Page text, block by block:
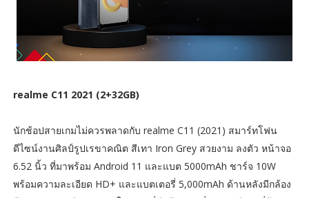
realme C11 2021 (2+32GB)
นักช้อปสายเกมไม่ควรพลาดกับ realme C11 (2021) สมาร์ทโฟน
ดีไซน์งานศิลป์รูปเรขาคณิต สีเทา Iron Grey สวยงาม ลงตัว หน้าจอ
6.52 นิ้ว ที่มาพร้อม Android 11 และแบต 5000mAh ชาร์จ 10W
พร้อมความละเอียด HD+ และแบตเตอรี่ 5,000mAh ด้านหลังมีกล้อง